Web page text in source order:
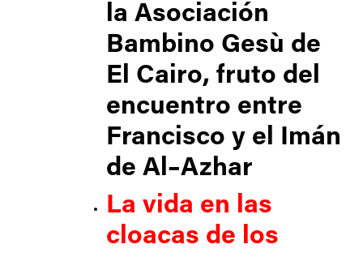
la Asociación
Bambino Gesù de
El Cairo, fruto del
encuentro entre
Francisco y el Imán
de Al–Azhar
​La vida en las
cloacas de los